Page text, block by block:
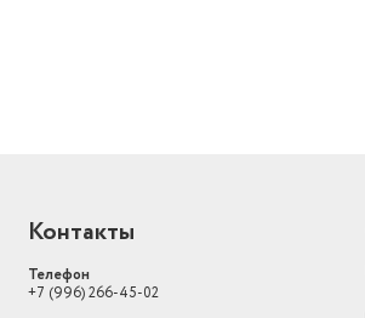
Контакты
Телефон
+7 (996) 266-45-02